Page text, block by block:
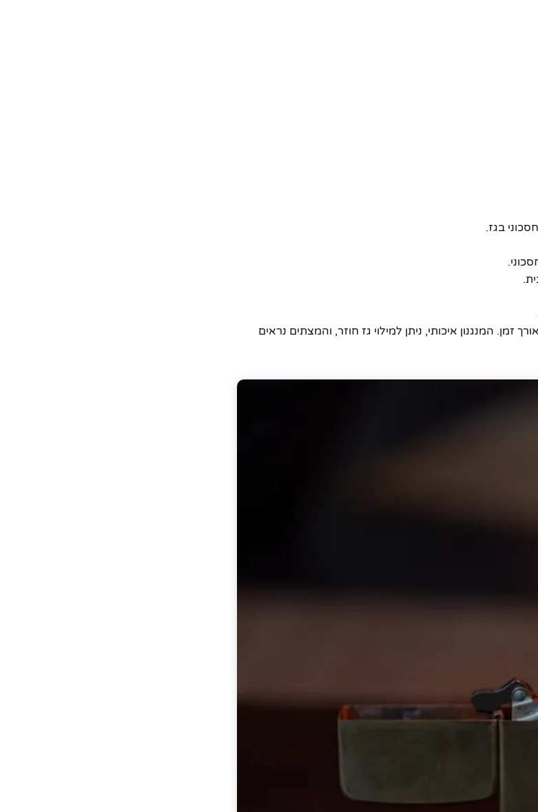
בגז.
המנגנון איכותי, ניתן למילוי גז חוזר, והמצתים נראים